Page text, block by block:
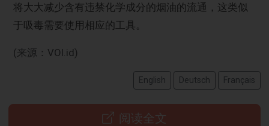
将大大减少含有违禁化学成分的烟油的流通，这类似
于吸毒需要使用相应的工具。
(来源：VOI.id)
English Deutsch Français
阅读全文